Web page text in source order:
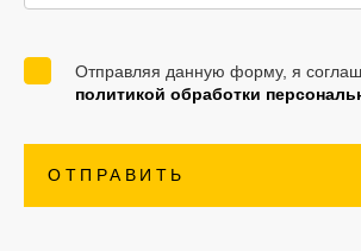
Отправляя данную форму, я
политикой обработки
ОТПРАВИТЬ